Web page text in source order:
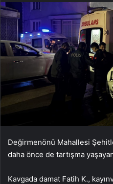
Değirmenönü Mahallesi
daha önce de tartışma
Kavgada damat Fatih K.,